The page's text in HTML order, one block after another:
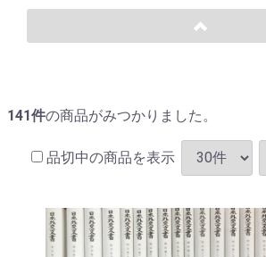
141件の商品がみつかりました。
品切中の商品を表示